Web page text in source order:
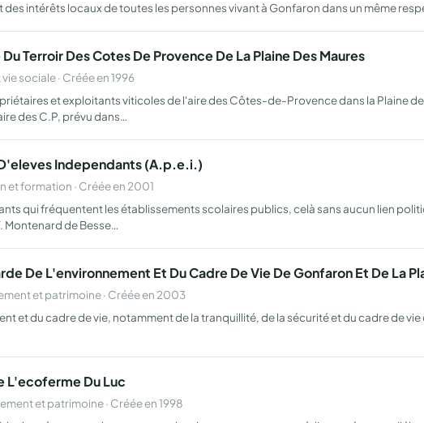
intérêts locaux de toutes les personnes vivant à Gonfaron dans un même
Terroir Des Cotes De Provence De La Plaine Des Maures
sociale · Créée en 1996
et exploitants viticoles de l'aire des Côtes-de-Provence dans la Plaine
des C.P, prévu dans…
Independants (A.p.e.i.)
et formation · Créée en 2001
qui fréquentent les établissements scolaires publics, celà sans aucun lien
Montenard de Besse…
De L'environnement Et Du Cadre De Vie De Gonfaron Et De La
et patrimoine · Créée en 2003
et du cadre de vie, notamment de la tranquillité, de la sécurité et du cadre de
L'ecoferme Du Luc
et patrimoine · Créée en 1998